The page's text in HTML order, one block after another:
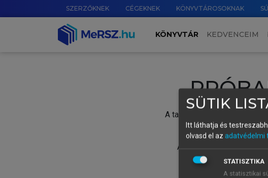
SZERZŐKNEK CÉGEKNEK KÖNYVTÁROSOKNAK
KÖNYVTÁR KEDVENCEIM
A tartalom
Új
A próbaidőszak
A
SÜTIK
Itt láthatja és
olvasd el az adatvédelmi
STATISZTIKA
A statisztikai